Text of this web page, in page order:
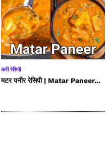
करी रेसिपी
मटर पनीर रेसिपी | Matar Paneer...